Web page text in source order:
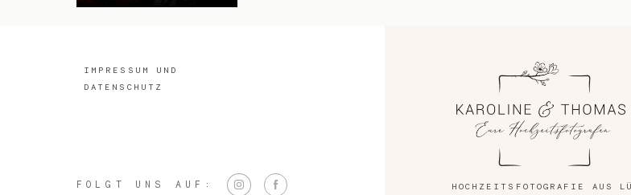
IMPRESSUM UND
DATENSCHUTZ
FOLGT UNS AUF: HOCHZEITSFOTOGRAFIE AUS
Impressum